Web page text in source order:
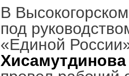
В
под
«Единой
Хисамутдинова